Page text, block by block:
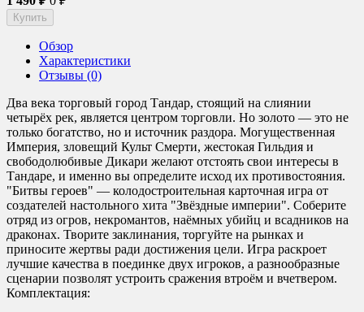
Обзор
Характеристики
Отзывы (0)
Два века торговый город Тандар, стоящий на слиянии
четырёх рек, является центром торговли. Но золото — это не
только богатство, но и источник раздора. Могущественная
Империя, зловещий Культ Смерти, жестокая Гильдия и
свободолюбивые Дикари желают отстоять свои интересы в
Тандаре, и именно вы определите исход их противостояния.
"Битвы героев" — колодостроительная карточная игра от
создателей настольного хита "Звёздные империи". Соберите
отряд из огров, некромантов, наёмных убийц и всадников на
драконах. Творите заклинания, торгуйте на рынках и
приносите жертвы ради достижения цели. Игра раскроет
лучшие качества в поединке двух игроков, а разнообразные
сценарии позволят устроить сражения втроём и вчетвером.
Комплектация: